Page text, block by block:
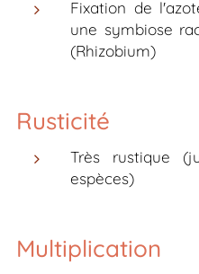
Fixation de
une symbiose
(Rhizobium)
Rusticité
Très rustique
espèces)
Multiplication